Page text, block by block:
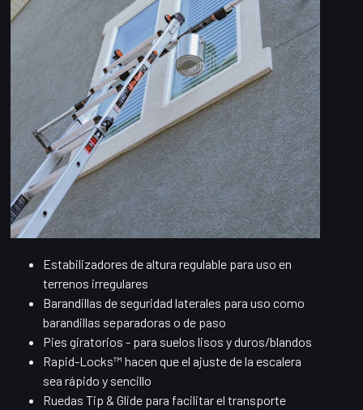
Estabilizadores de altura regulable para uso en
terrenos irregulares
Barandillas de seguridad laterales para uso como
barandillas separadoras o de paso
Pies giratorios - para suelos lisos y duros/blandos
Rapid-Locks™ hacen que el ajuste de la escalera
sea rápido y sencillo
Ruedas Tip & Glide para facilitar el transporte